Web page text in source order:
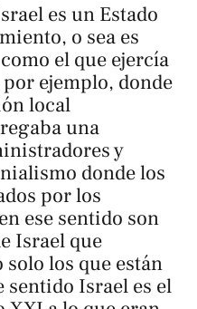
es un Estado
o sea es
el que ejercía
ejemplo, donde
local
una
y
donde los
por los
ese sentido son
Israel que
los que están
sentido Israel es el